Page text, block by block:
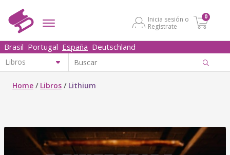
Inicia sesión o
Regístrate
0
Brasil Portugal España Deutschland
Home / Libros / Lithium